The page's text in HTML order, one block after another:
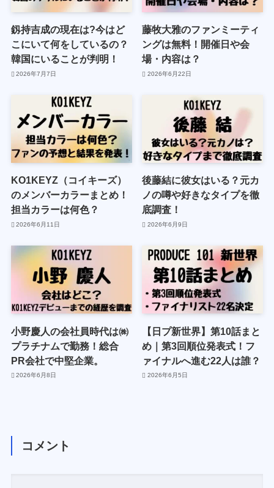
釼持吉成の現在は?今はど
こにいて何をしているの？
韓国にいることが判明！
2026年7月7日
藤牧大雅のファンミーティ
ングは無料！開催日や会
場・内容は？
2026年6月22日
KO1KEYZ（コイキーズ）
のメンバーカラーまとめ！
担当カラーは何色？
2026年6月11日
後藤結に彼女はいる？元カ
ノの噂や好きなタイプを徹
底調査！
2026年6月9日
小野慶人の会社員時代は㈱
プラチナムで勤務！総合
PR会社で中堅企業。
2026年6月8日
【日プ新世界】第10話まと
め｜第3回順位発表式！フ
ァイナルへ進む22人は誰？
2026年6月5日
コメント